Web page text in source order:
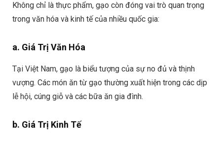
Không chỉ là thực phẩm, gạo còn đóng vai trò quan trọng
trong văn hóa và kinh tế của nhiều quốc gia:
a. Giá Trị Văn Hóa
Tại Việt Nam, gạo là biểu tượng của sự no đủ và thịnh
vượng. Các món ăn từ gạo thường xuất hiện trong các dịp
lễ hội, cúng giỗ và các bữa ăn gia đình.
b. Giá Trị Kinh Tế